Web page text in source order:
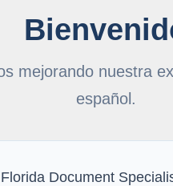
mejorando nuestra
español.
Document